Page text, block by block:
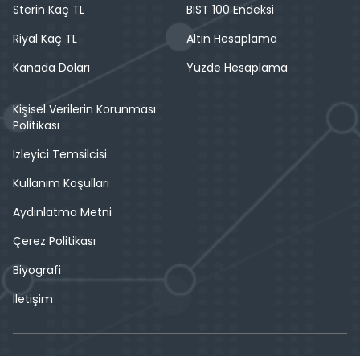
Sterin Kaç TL
Riyal Kaç TL
Kanada Doları
BIST 100 Endeksi
Altın Hesaplama
Yüzde Hesaplama
Kişisel Verilerin Korunması
Politikası
İzleyici Temsilcisi
Kullanım Koşulları
Aydınlatma Metni
Çerez Politikası
Biyografi
İletişim